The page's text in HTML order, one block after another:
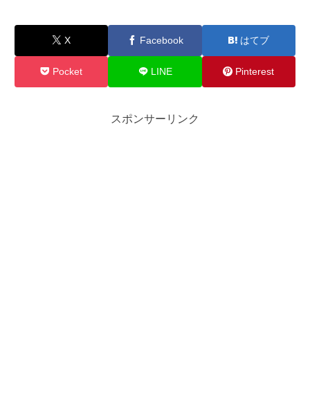
X Facebook はてブ
Pocket LINE Pinterest
スポンサーリンク